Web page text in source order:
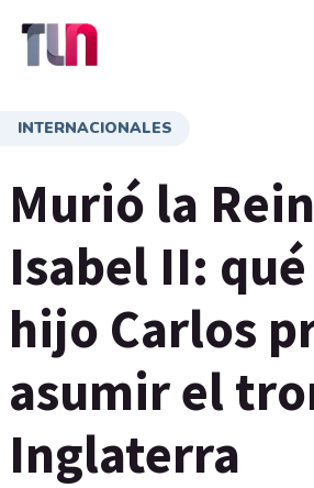
INTERNACIONALES
Murió la
Isabel II:
hijo Carlos
asumir el
Inglaterra